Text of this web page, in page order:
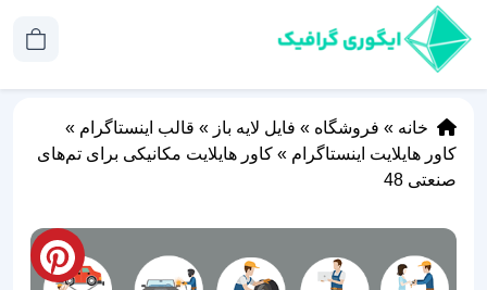
خانه » فروشگاه » فایل لایه باز » قالب اینستاگرام »
کاور هایلایت اینستاگرام » کاور هایلایت مکانیکی برای تم‌های
صنعتی 48